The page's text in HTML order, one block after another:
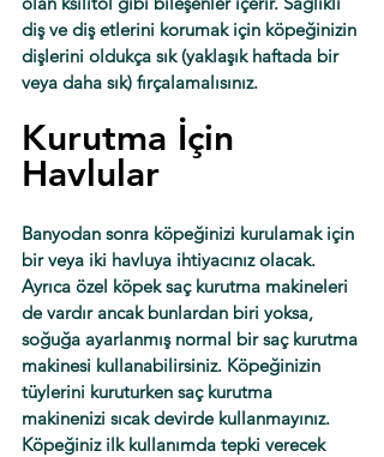
diş ve diş etlerini korumak için köpeğinizin
dişlerini oldukça sık (yaklaşık haftada bir
veya daha sık) fırçalamalısınız.
Kurutma İçin
Havlular
Banyodan sonra köpeğinizi kurulamak için
bir veya iki havluya ihtiyacınız olacak.
Ayrıca özel köpek saç kurutma makineleri
de vardır ancak bunlardan biri yoksa,
soğuğa ayarlanmış normal bir saç kurutma
makinesi kullanabilirsiniz. Köpeğinizin
tüylerini kuruturken saç kurutma
makinenizi sıcak devirde kullanmayınız.
Köpeğiniz ilk kullanımda tepki verecek